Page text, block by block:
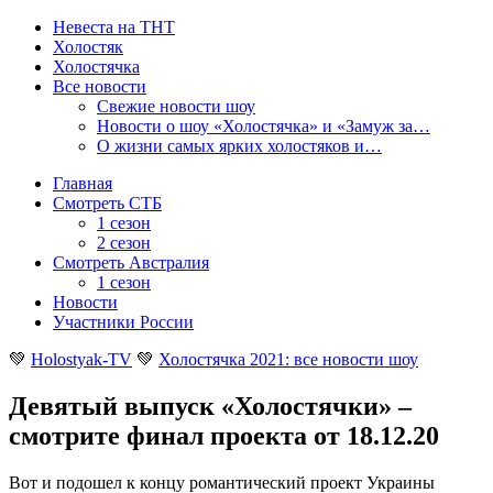
Невеста на ТНТ
Холостяк
Холостячка
Все новости
Свежие новости шоу
Новости о шоу «Холостячка» и «Замуж за…
О жизни самых ярких холостяков и…
Главная
Смотреть СТБ
1 сезон
2 сезон
Смотреть Австралия
1 сезон
Новости
Участники России
💚 Holostyak-TV 💚 Холостячка 2021: все новости шоу
Девятый выпуск «Холостячки» –
смотрите финал проекта от 18.12.20
Вот и подошел к концу романтический проект Украины